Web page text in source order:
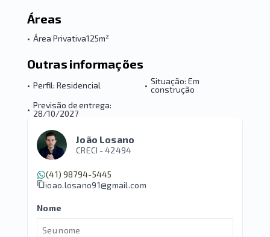
Áreas
• Área Privativa125m²
Outras informações
• Perfil: Residencial • Situação: Em
construção
• Previsão de entrega:
28/10/2027
João Losano
CRECI -42494
(41) 98794-5445
joao.losano91@gmail.com
Nome